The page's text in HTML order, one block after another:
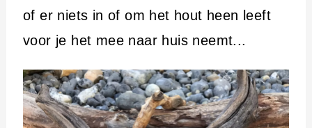
of er niets in of om het hout heen leeft
voor je het mee naar huis neemt...